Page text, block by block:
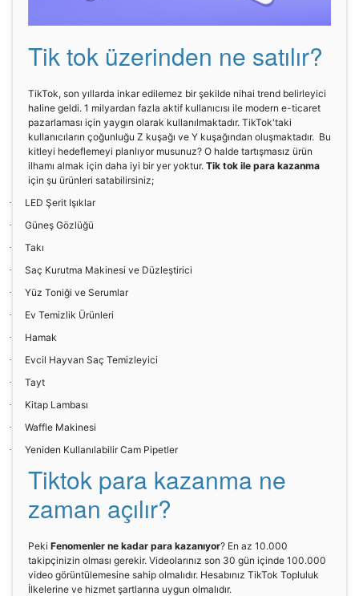
Tik tok üzerinden ne satılır?
TikTok, son yıllarda inkar edilemez bir şekilde nihai trend belirleyici
haline geldi. 1 milyardan fazla aktif kullanıcısı ile modern e-ticaret
pazarlaması için yaygın olarak kullanılmaktadır. TikTok'taki
kullanıcıların çoğunluğu Z kuşağı ve Y kuşağından oluşmaktadır. Bu
kitleyi hedeflemeyi planlıyor musunuz? O halde tartışmasız ürün
ilhamı almak için daha iyi bir yer yoktur. Tik tok ile para kazanma
için şu ürünleri satabilirsiniz;
· LED Şerit Işıklar
· Güneş Gözlüğü
· Takı
· Saç Kurutma Makinesi ve Düzleştirici
· Yüz Toniği ve Serumlar
· Ev Temizlik Ürünleri
· Hamak
· Evcil Hayvan Saç Temizleyici
· Tayt
· Kitap Lambası
· Waffle Makinesi
· Yeniden Kullanılabilir Cam Pipetler
Tiktok para kazanma ne
zaman açılır?
Peki Fenomenler ne kadar para kazanıyor? En az 10.000
takipçinizin olması gerekir. Videolarınız son 30 gün içinde 100.000
video görüntülemesine sahip olmalıdır. Hesabınız TikTok Topluluk
İlkelerine ve hizmet şartlarına uygun olmalıdır.